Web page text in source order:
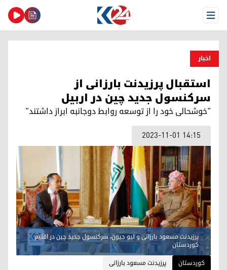
Open Menu
اخبار
استقبال پرزیدنت بارزانی از
سرکنسول جدید چین در اربیل
"خوشحالی خود را از توسعه روابط دوجانبه ابراز داشتند"
2023-11-01 14:15
پرزیدنت مسعود بارزانی و لیو جیون، سرکنسول جدید چین در اقلیم
کوردستان
کوردستان
پرزیدنت مسعود بارزانی